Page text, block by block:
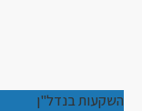
השקעות בנדל"ן